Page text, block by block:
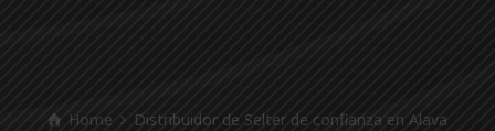
Home Distribuidor de Selter de confianza en Alava